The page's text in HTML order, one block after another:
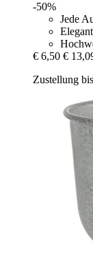
-50%
Jede
€ 6,50 €
Zustellung